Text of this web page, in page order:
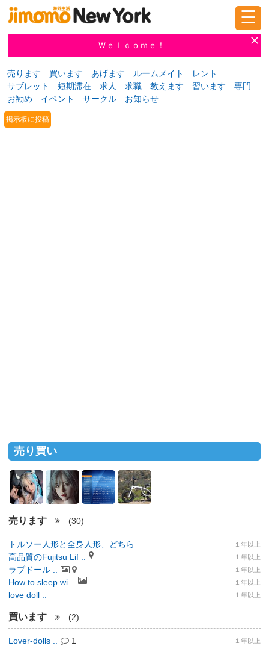
新規登録
掲示板 教えて！
☰
Ｗｅｌｃｏｍｅ！
売ります 買います あげます ルームメイト
レント
サブレット
短期滞在 求人 求職 教えます 習います
専門
お勧め
イベント サークル お知らせ
掲示板に投稿
売り買い
売ります (30)
トルソー人形と全身人形、どちら .. １年以上
高品質のFujitsu Lif .. １年以上
ラブドール .. １年以上
How to sleep wi .. １年以上
love doll .. １年以上
買います (2)
Lover-dolls .. 1 １年以上